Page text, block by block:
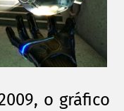
o gráfico